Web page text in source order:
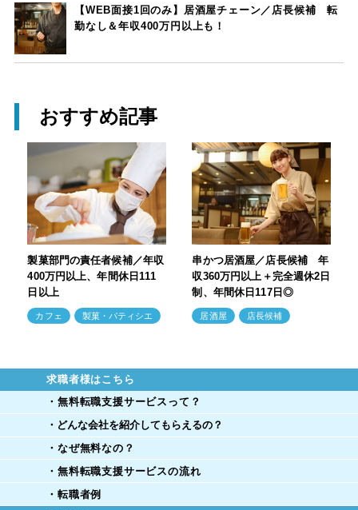
【WEB面接1回のみ】居酒屋チェーン／店長候補 転
勤なし＆年収400万円以上も！
おすすめ記事
製菓部門の責任者候補／年収
400万円以上、年間休日111
日以上
カフェ 製菓・パティシエ
串かつ居酒屋／店長候補 年
収360万円以上＋完全週休2日
制、年間休日117日◎
居酒屋 店長候補
求職者様はこちら
・無料転職支援サービスって？
・どんな会社を紹介してもらえるの？
・なぜ無料なの？
・無料転職支援サービスの流れ
・転職者例